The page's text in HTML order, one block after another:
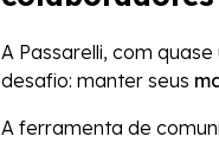
A Passarelli, com
desafio: manter seus
A ferramenta de